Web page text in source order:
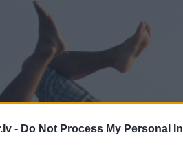
- Do Not Process My Personal